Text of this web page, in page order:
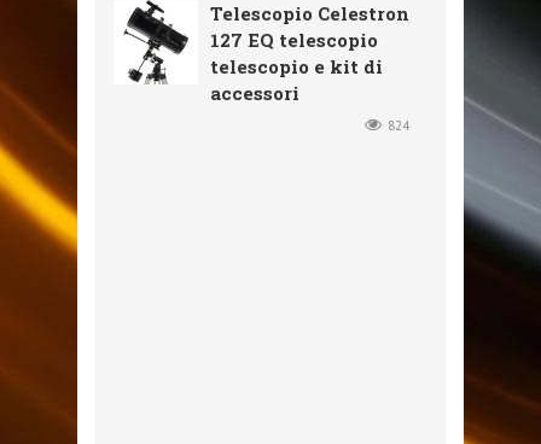
Telescopio Celestron
127 EQ telescopio
telescopio e kit di
accessori
824